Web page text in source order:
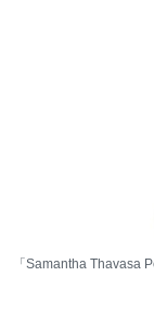
「Samantha Thavasa